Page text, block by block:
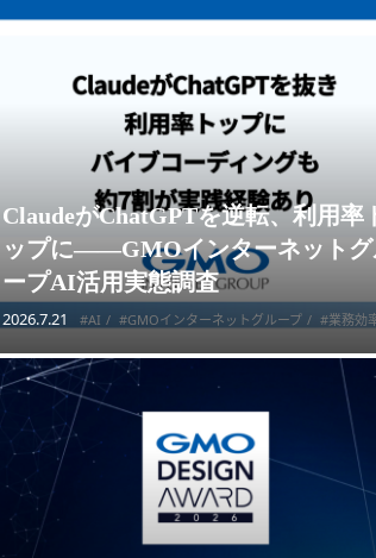
ClaudeがChatGPTを逆転、利用率
ップに——GMOインターネットグ
ープAI活用実態調査
2026.7.21 #AI #GMOインターネットグループ #業務効